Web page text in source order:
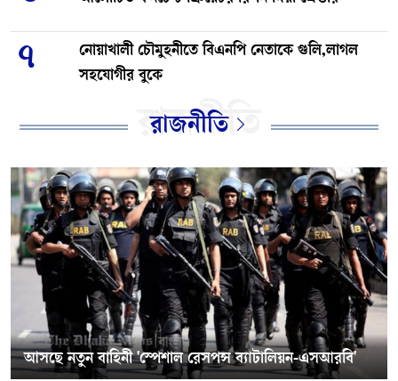
৭
নোয়াখালী চৌমুহনীতে বিএনপি নেতাকে গুলি,লাগল
সহযোগীর বুকে
৮ বনানীতে ৫৭ লাখ টাকার জাল নোটসহ গ্রেফতার ১
৯ নোয়াখালীতে ফুটবল টুর্নামেন্টে সংঘর্ষ, আহত-২৪
১০
চাঁদপুরে এই প্রথম একযোগে বদলি ৩১ ইউপি
প্রশাসনিক কর্মকর্তা
রাজনীতি
রাজনীতি
আসছে নতুন বাহিনী 'স্পেশাল রেসপন্স ব্যাটালিয়ন-এসআরবি'